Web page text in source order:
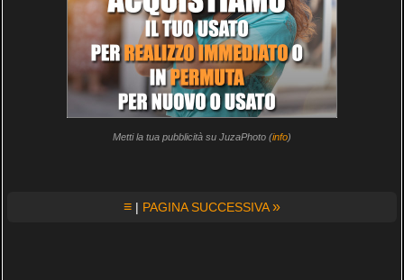
Metti la tua pubblicità su JuzaPhoto (info)
≡ | PAGINA SUCCESSIVA»